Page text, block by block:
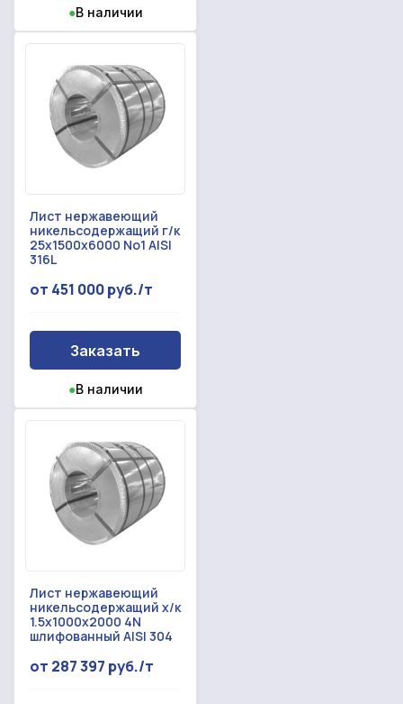
●В наличии
Лист нержавеющий
никельсодержащий г/к
25x1500x6000 No1 AISI
316L
от 451 000 руб./т
Заказать
●В наличии
Лист нержавеющий
никельсодержащий х/к
1.5x1000x2000 4N
шлифованный AISI 304
от 287 397 руб./т